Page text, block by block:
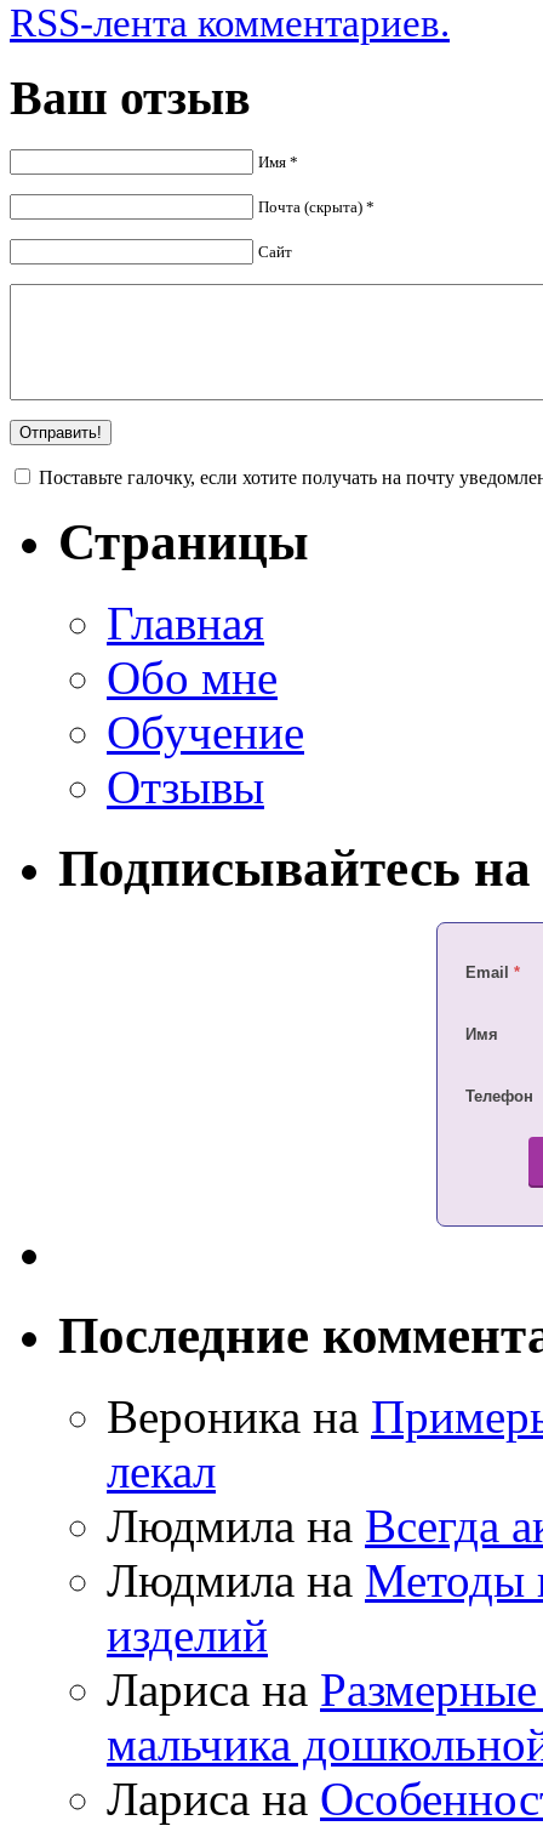
RSS-лента комментариев.
Ваш отзыв
Имя *
Почта (скрыта) *
Сайт
Поставьте галочку, если хотите получать на почту
Страницы
Главная
Обо мне
Обучение
Отзывы
Подписывайтесь
Email *
Имя
Телефон
Последние
Вероника на
лекал
Людмила на Всегда
Людмила на Методы
изделий
Лариса на
мальчика
Лариса на